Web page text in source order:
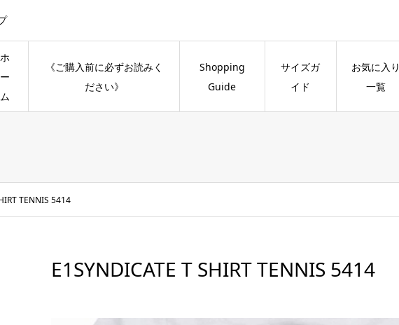
ホ
ー
ム
《ご購入前に必ずお読みく
ださい》
Shopping
Guide
サイズガ
イド
お気に入り
一覧
TENNIS 5414
E1SYNDICATE T SHIRT TENNIS 5414